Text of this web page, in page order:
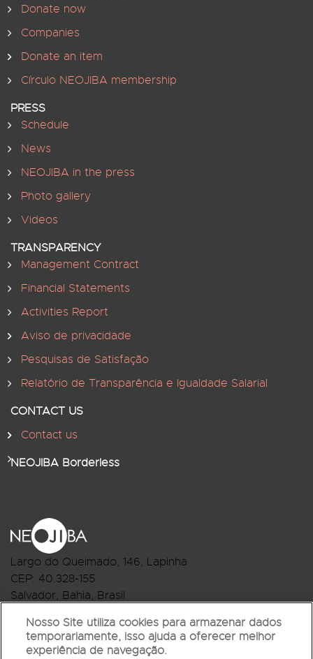
Donate now
Companies
Donate an item
Círculo NEOJIBA membership
PRESS
Schedule
News
NEOJIBA in the press
Photo gallery
Videos
TRANSPARENCY
Management Contract
Financial Statements
Activities Report
Aviso de privacidade
Pesquisas de Satisfação
Relatório de Transparência e Igualdade Salarial
CONTACT US
Contact us
NEOJIBA Borderless
Largo do Queimado, 146, Lapinha
CEP: 40.328-155
Salvador, Bahia, Brasil
R.Monte Castelo Nº 62, Bairro Barbalho
Nosso Site utiliza cookies para armazenar dados
temporariamente, isso ajuda a oferecer melhor
experiência de navegação.